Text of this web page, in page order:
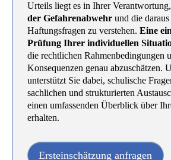
Urteils liegt es in Ihrer
der Gefahrenabwehr und die
Haftungsfragen zu verstehen. Eine
Prüfung Ihrer individuellen
die rechtlichen Rahmenbedingungen
Konsequenzen genau abzuschätzen.
unterstützt Sie dabei, schulische
sachlichen und strukturierten
einen umfassenden Überblick über
erhalten.
Ersteinschätzung anfragen